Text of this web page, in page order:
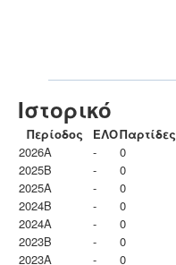
Ιστορικό
Περίοδος ΕΛΟΠαρτίδες
2026A
-
0
2025B
-
0
2025A
-
0
2024B
-
0
2024A
-
0
2023B
-
0
2023Α
- 0